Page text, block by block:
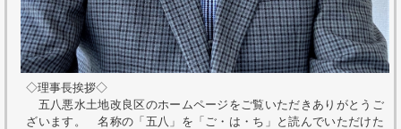
◇理事長挨拶◇
五八悪水土地改良区のホームページをご覧いただきありがとうご
ざいます。 名称の「五八」を「ご・は・ち」と読んでいただけた